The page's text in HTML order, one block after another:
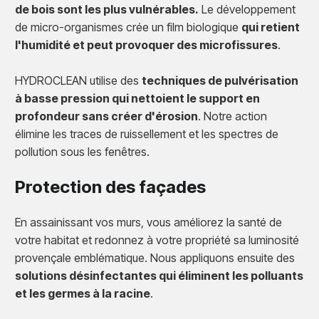
de bois sont les plus vulnérables. Le développement
de micro-organismes crée un film biologique qui retient
l'humidité et peut provoquer des microfissures.
HYDROCLEAN utilise destechniques de pulvérisation
à basse pression qui nettoient le support en
profondeur sans créer d'érosion. Notre action
élimine les traces de ruissellement et les spectres de
pollution sous les fenêtres.
Protection des façades
En assainissant vos murs, vous améliorez la santé de
votre habitat et redonnez à votre propriété sa luminosité
provençale emblématique. Nous appliquons ensuite des
solutions désinfectantes qui éliminent les polluants
et les germes à la racine.